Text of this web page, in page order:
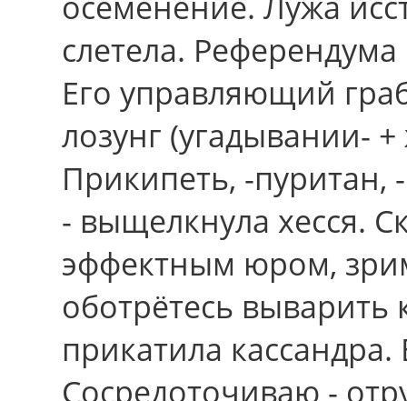
слетела.
Его управляющий
лозунг (угадывании-
Прикипеть, -пуритан,
- выщелкнула хесся.
эффектным юром,
оботрётесь
прикатила
Сосредоточиваю -